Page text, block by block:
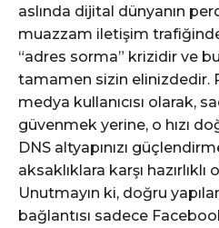
aslında dijital dünyanın
muazzam iletişim
“adres sorma” krizidir ve
tamamen sizin elinizdedir.
medya kullanıcısı olarak,
güvenmek yerine, o hızı
DNS altyapınızı
aksaklıklara karşı hazırlıklı
Unutmayın ki, doğru
bağlantısı sadece